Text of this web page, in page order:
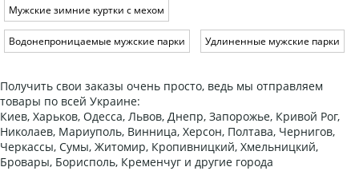
Мужские зимние куртки с мехом
Водонепроницаемые мужские парки Удлиненные мужские парки
Получить свои заказы очень просто, ведь мы отправляем
товары по всей Украине:
Киев, Харьков, Одесса, Львов, Днепр, Запорожье, Кривой Рог,
Николаев, Мариуполь, Винница, Херсон, Полтава, Чернигов,
Черкассы, Сумы, Житомир, Кропивницкий, Хмельницкий,
Бровары, Борисполь, Кременчуг и другие города